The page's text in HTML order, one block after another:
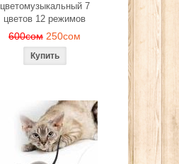
цветомузыкальный 7
цветов 12 режимов
600сом 250сом